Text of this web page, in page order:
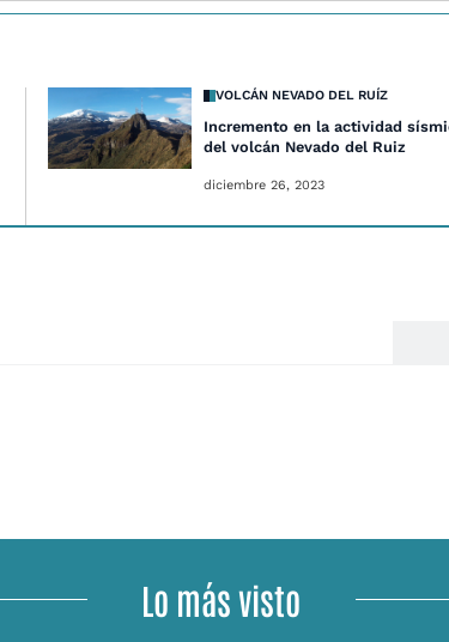
VOLCÁN NEVADO DEL RUÍZ
Incremento en la actividad
del volcán Nevado del Ruiz
diciembre 26, 2023
Lo más visto